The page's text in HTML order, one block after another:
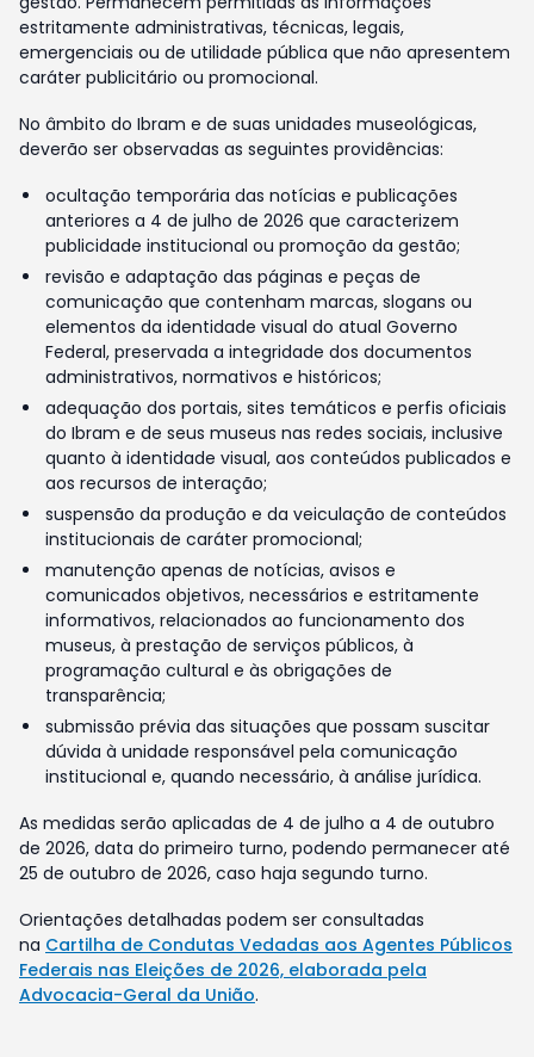
estritamente administrativas, técnicas, legais,
emergenciais ou de utilidade pública que não apresentem
caráter publicitário ou promocional.
No âmbito do Ibram e de suas unidades museológicas,
deverão ser observadas as seguintes providências:
ocultação temporária das notícias e publicações
anteriores a 4 de julho de 2026 que caracterizem
publicidade institucional ou promoção da gestão;
revisão e adaptação das páginas e peças de
comunicação que contenham marcas, slogans ou
elementos da identidade visual do atual Governo
Federal, preservada a integridade dos documentos
administrativos, normativos e históricos;
adequação dos portais, sites temáticos e perfis oficiais
do Ibram e de seus museus nas redes sociais, inclusive
quanto à identidade visual, aos conteúdos publicados e
aos recursos de interação;
suspensão da produção e da veiculação de conteúdos
institucionais de caráter promocional;
manutenção apenas de notícias, avisos e
comunicados objetivos, necessários e estritamente
informativos, relacionados ao funcionamento dos
museus, à prestação de serviços públicos, à
programação cultural e às obrigações de
transparência;
submissão prévia das situações que possam suscitar
dúvida à unidade responsável pela comunicação
institucional e, quando necessário, à análise jurídica.
As medidas serão aplicadas de 4 de julho a 4 de outubro
de 2026, data do primeiro turno, podendo permanecer até
25 de outubro de 2026, caso haja segundo turno.
Orientações detalhadas podem ser consultadas
na Cartilha de Condutas Vedadas aos Agentes Públicos
Federais nas Eleições de 2026, elaborada pela
Advocacia-Geral da União.